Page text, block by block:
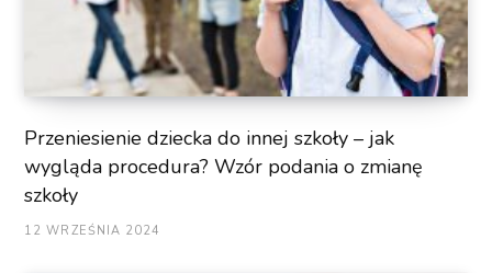
Przeniesienie dziecka do innej szkoły – jak
wygląda procedura? Wzór podania o zmianę
szkoły
12 WRZEŚNIA 2024